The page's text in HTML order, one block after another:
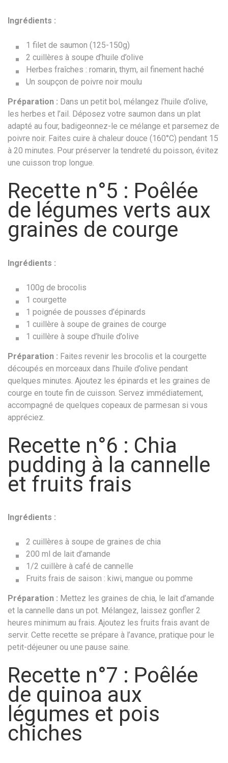
Ingrédients :
1 filet de saumon (125-150g)
2 cuillères à soupe d’huile d’olive
Herbes fraîches : romarin, thym, ail finement haché
Un soupçon de poivre noir moulu
Préparation : Dans un petit bol, mélangez l’huile d’olive,
les herbes et l’ail. Déposez votre saumon dans un plat
adapté au four, badigeonnez-le ce mélange et parsemez de
poivre noir. Faites cuire à chaleur douce (160°C) pendant 15
à 20 minutes. Pour préserver la tendreté du poisson, évitez
une cuisson trop longue.
Recette n°5 : Poêlée
de légumes verts aux
graines de courge
Ingrédients :
100g de brocolis
1 courgette
1 poignée de pousses d’épinards
1 cuillère à soupe de graines de courge
1 cuillère à soupe d’huile d’olive
Préparation : Faites revenir les brocolis et la courgette
découpés en morceaux dans l’huile d’olive pendant
quelques minutes. Ajoutez les épinards et les graines de
courge en toute fin de cuisson. Servez immédiatement,
accompagné de quelques copeaux de parmesan si vous
appréciez.
Recette n°6 : Chia
pudding à la cannelle
et fruits frais
Ingrédients :
2 cuillères à soupe de graines de chia
200 ml de lait d’amande
1/2 cuillère à café de cannelle
Fruits frais de saison : kiwi, mangue ou pomme
Préparation : Mettez les graines de chia, le lait d’amande
et la cannelle dans un pot. Mélangez, laissez gonfler 2
heures minimum au frais. Ajoutez les fruits frais avant de
servir. Cette recette se prépare à l’avance, pratique pour le
petit-déjeuner ou une pause saine.
Recette n°7 : Poêlée
de quinoa aux
légumes et pois
chiches